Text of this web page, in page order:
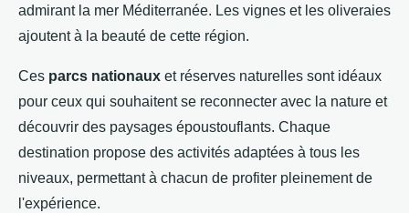
admirant la mer Méditerranée. Les vignes et les oliveraies
ajoutent à la beauté de cette région.
Ces parcs nationaux et réserves naturelles sont idéaux
pour ceux qui souhaitent se reconnecter avec la nature et
découvrir des paysages époustouflants. Chaque
destination propose des activités adaptées à tous les
niveaux, permettant à chacun de profiter pleinement de
l'expérience.